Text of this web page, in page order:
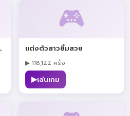
ตรพิสดาร
🎮
แต่งตัวสาวยิ้มสวย
▶ 118,122 ครั้ง
▶เล่นเกม